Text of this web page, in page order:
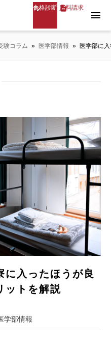
合格診断 資料請求
menu
験コラム » 医学部情報 » 医学部に
に入ったほうが良
ットを解説
学部情報